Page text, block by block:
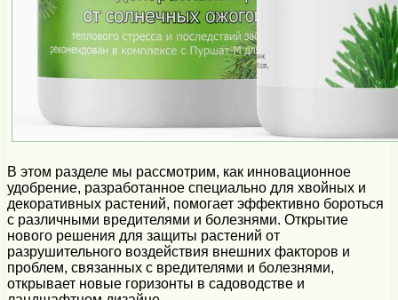
В этом разделе мы рассмотрим, как инновационное
удобрение, разработанное специально для хвойных и
декоративных растений, помогает эффективно бороться
с различными вредителями и болезнями. Открытие
нового решения для защиты растений от
разрушительного воздействия внешних факторов и
проблем, связанных с вредителями и болезнями,
открывает новые горизонты в садоводстве и